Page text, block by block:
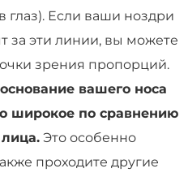
глаз). Если ваши ноздри
за эти линии, вы можете
зрения пропорций.
вашего носа
широкое по сравнению
Это особенно
проходите другие